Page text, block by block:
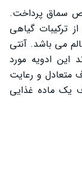
سماق پرداخت.
ترکیبات گیاهی
می باشد. آنتی
این ادویه مورد
متعادل و رعایت
یک ماده غذایی